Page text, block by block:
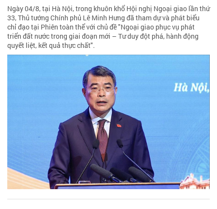
Ngày 04/8, tại Hà Nội, trong khuôn khổ Hội nghị Ngoại giao lần thứ
33, Thủ tướng Chính phủ Lê Minh Hưng đã tham dự và phát biểu
chỉ đạo tại Phiên toàn thể với chủ đề "Ngoại giao phục vụ phát
triển đất nước trong giai đoạn mới – Tư duy đột phá, hành động
quyết liệt, kết quả thực chất".